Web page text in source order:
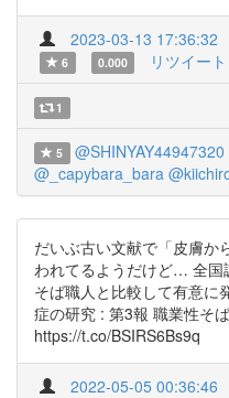
2023-03-13 17:36:32
6 0.000 リツイー
1
5 @SHINYAY44947320
@_capybara_bara
だいぶ古い文献で「皮膚か
われてるようだけど… 全国
そば職人と比較して有意に
症の研究 : 第3報 職業性そ
https://t.co/BSIRS6Bs9q
2022-05-05 00:36:46